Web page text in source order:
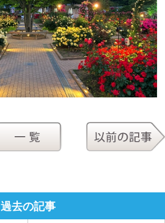
過去の記事